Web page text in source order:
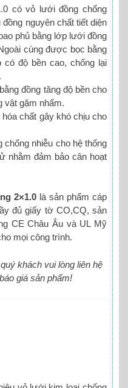
có vỏ lưới đồng chống
nguyên chất tiết diện
phủ bằng lớp lưới đồng
cùng được bọc bằng
độ bền cao, chống lại
đồng tăng độ bền cho
vật gặm nhấm.
chất gây khó chịu cho
nhiễu cho hệ thống
nhằm đảm bảo cân hoạt
2×1.0 là sản phẩm cáp
đủ giấy tờ CO,CQ, sản
CE Châu Âu và UL Mỹ
mọi công trình.
khách vui lòng liên hệ
giá sản phẩm!